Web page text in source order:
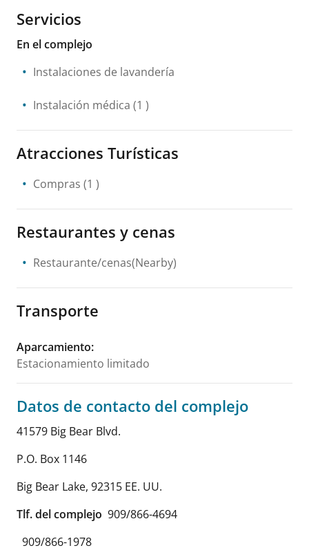
Servicios
En el complejo
Instalaciones de lavandería
Instalación médica (1 )
Atracciones Turísticas
Compras (1 )
Restaurantes y cenas
Restaurante/cenas(Nearby)
Transporte
Aparcamiento:
Estacionamiento limitado
Datos de contacto del complejo
41579 Big Bear Blvd.
P.O. Box 1146
Big Bear Lake, 92315 EE. UU.
Tlf. del complejo 909/866-4694
909/866-1978